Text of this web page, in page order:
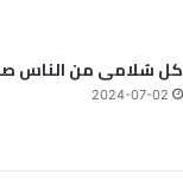
كل سُلامى من الناس
2024-07-02